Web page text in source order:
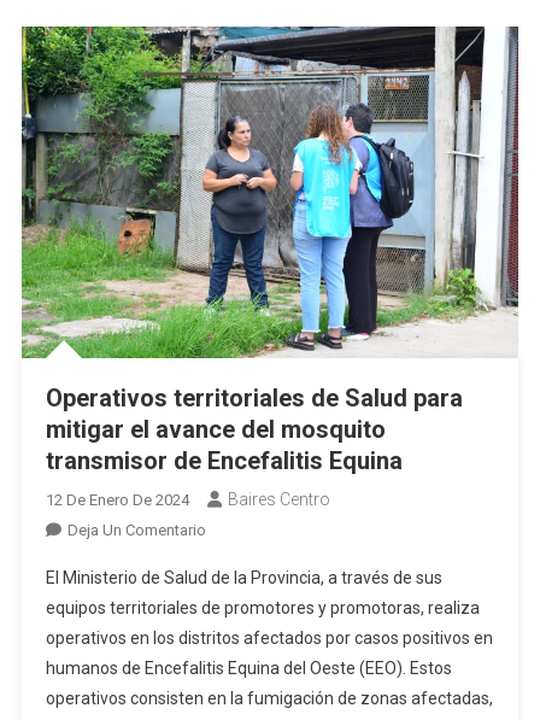
Operativos territoriales de Salud para
mitigar el avance del mosquito
transmisor de Encefalitis Equina
12 De Enero De 2024 Baires Centro
Deja Un ComentarioEn
Territoriales
De
Salud
Para
Mitigar
El Ministerio de Salud de la Provincia, a través de sus
equipos territoriales de promotores y promotoras, realiza
operativos en los distritos afectados por casos positivos en
humanos de Encefalitis Equina del Oeste (EEO). Estos
operativos consisten en la fumigación de zonas afectadas,